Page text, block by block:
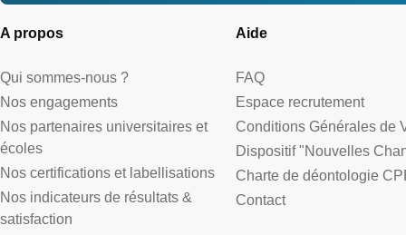
A propos
Qui sommes-nous ?
Nos engagements
Nos partenaires universitaires et
écoles
Nos certifications et labellisations
Nos indicateurs de résultats &
satisfaction
Aide
FAQ
Espace recrutement
Conditions Générales de
Dispositif "Nouvelles
Charte de déontologie
Contact